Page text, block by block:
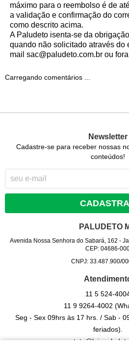
máximo para o reembolso é de
a validação e confirmação do
como descrito acima.
A Paludeto isenta-se da
quando não solicitado através do
mail sac@paludeto.com.br ou
Carregando comentários ...
Newsletter
Cadastre-se para receber nossas
conteúdos!
PALUDETO
Avenida Nossa Senhora do Sabará, 162 -
CEP: 04686-
CNPJ: 33.487.900/
11 5524-
11 9 9264-4002
Seg - Sex 09hrs às 17 hrs. / Sab -
feriados).